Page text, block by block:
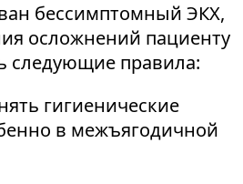
бессимптомный ЭКХ,
осложнений пациенту
следующие правила:
гигиенические
в межъягодичной